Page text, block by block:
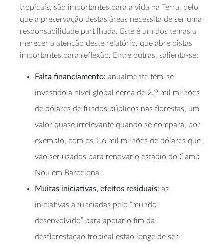
tropicais, são importantes para a vida na Terra, pelo
que a preservação destas áreas necessita de ser uma
responsabilidade partilhada. Este é um dos temas a
merecer a atenção deste relatório, que abre pistas
importantes para reflexão. Entre outras, salienta-se:
Falta financiamento: anualmente têm-se
investido a nível global cerca de 2,2 mil milhões
de dólares de fundos públicos nas florestas, um
valor quase irrelevante quando se compara, por
exemplo, com os 1,6 mil milhões de dólares que
vão ser usados para renovar o estádio do Camp
Nou em Barcelona.
Muitas iniciativas, efeitos residuais: as
iniciativas anunciadas pelo “mundo
desenvolvido” para apoiar o fim da
desflorestação tropical estão longe de ser